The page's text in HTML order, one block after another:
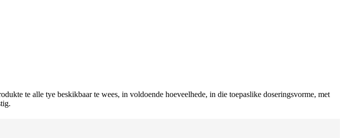
te alle tye beskikbaar te wees, in voldoende hoeveelhede, in die toepaslike doseringsvorme, met